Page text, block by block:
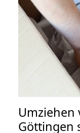
Umziehen
Göttingen